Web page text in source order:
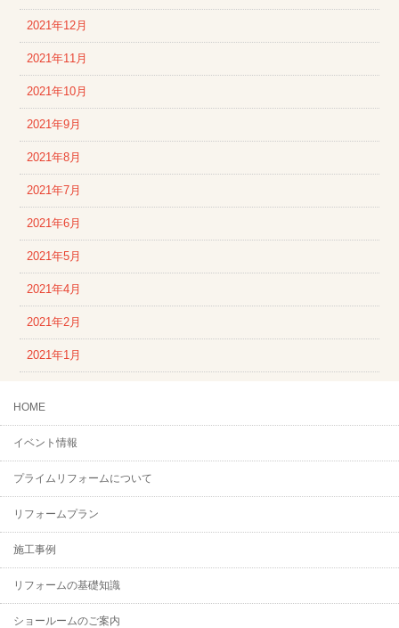
2021年12月
2021年11月
2021年10月
2021年9月
2021年8月
2021年7月
2021年6月
2021年5月
2021年4月
2021年2月
2021年1月
HOME
イベント情報
プライムリフォームについて
リフォームプラン
施工事例
リフォームの基礎知識
ショールームのご案内